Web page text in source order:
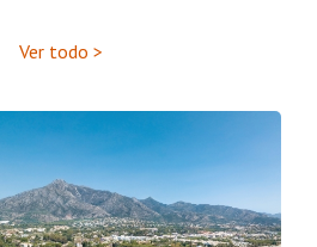
Ver todo >